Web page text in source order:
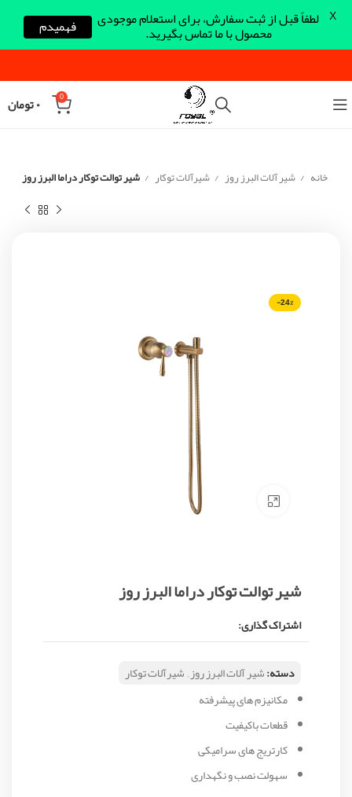
0 ۰تومان
خانه شیر آلات البرز روز شیرآلات توکار شیر توالت توکار دراما البرز روز
-24%
Click to enlarge
شیر توالت توکار دراما البرز روز
اشتراک گذاری:
دسته:شیر آلات البرز روز,شیرآلات توکار
مکانیزم‌ های پیشرفته
قطعات باکیفیت
کارتریج‌ های سرامیکی
سهولت نصب و نگهداری
لطفاً قبل از ثبت سفارش، برای استعلام موجودی
محصول با ما تماس بگیرید. فهمیدم X